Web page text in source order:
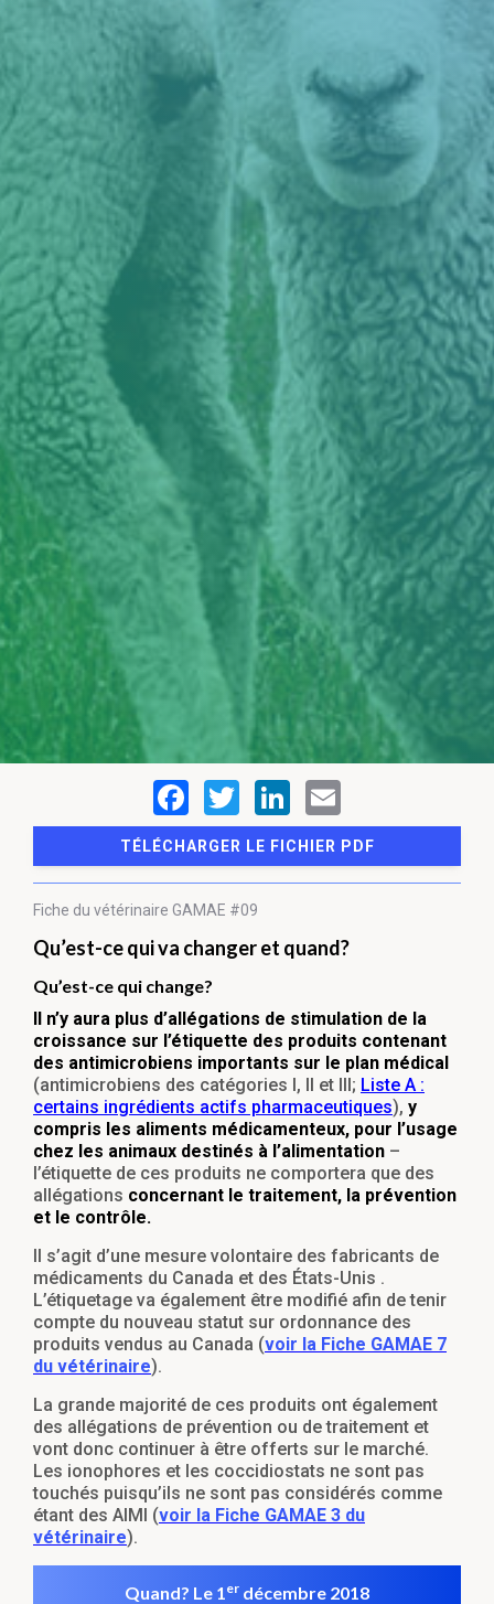
TÉLÉCHARGER LE FICHIER PDF
Fiche du vétérinaire GAMAE #09
Qu’est-ce qui va changer et quand?
Qu’est-ce qui change?
Il n’y aura plus d’allégations de stimulation de la
croissance sur l’étiquette des produits contenant
des antimicrobiens importants sur le plan médical
(antimicrobiens des catégories I, II et III; Liste A :
certains ingrédients actifs pharmaceutiques), y
compris les aliments médicamenteux, pour l’usage
chez les animaux destinés à l’alimentation –
l’étiquette de ces produits ne comportera que des
allégations concernant le traitement, la prévention
et le contrôle.
Il s’agit d’une mesure volontaire des fabricants de
médicaments du Canada et des États-Unis .
L’étiquetage va également être modifié afin de tenir
compte du nouveau statut sur ordonnance des
produits vendus au Canada (voir la Fiche GAMAE 7
du vétérinaire).
La grande majorité de ces produits ont également
des allégations de prévention ou de traitement et
vont donc continuer à être offerts sur le marché.
Les ionophores et les coccidiostats ne sont pas
touchés puisqu’ils ne sont pas considérés comme
étant des AIMl (voir la Fiche GAMAE 3 du
vétérinaire).
Quand? Le 1 er décembre 2018